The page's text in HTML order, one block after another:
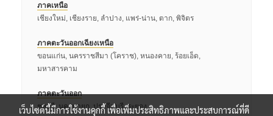
ภาคเหนือ
เชียงใหม่, เชียงราย, ลำปาง, แพร่-น่าน, ตาก, พิจิตร
ภาคตะวันออกเฉียงเหนือ
ขอนแก่น, นครราชสีมา (โคราช), หนองคาย, ร้อยเอ็ด,
มหาสารคาม
ภาคตะวันออก
ชลบุรี, นครนายก, ปราจีนบุรี, ระยอง
เว็บไซต์นี้มีการใช้งานคุกกี้ เพื่อเพิ่มประสิทธิภาพและประสบการณ์ที่ดี